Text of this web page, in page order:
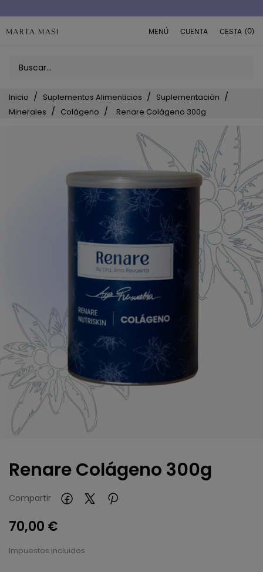
MENÚ CUENTA CESTA (0)
Inicio Suplementos Alimenticios
Suplementación
Minerales
Colágeno Renare Colágeno 300g
Renare Colágeno 300g
Compartir
70,00 €
Impuestos incluidos